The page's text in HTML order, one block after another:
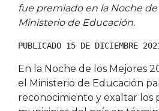
fue premiado en la Noche
Ministerio de Educación.
PUBLICADO 15 DE DICIEMBRE
En la Noche de los Mejores
el Ministerio de Educación
reconocimiento y exaltar los